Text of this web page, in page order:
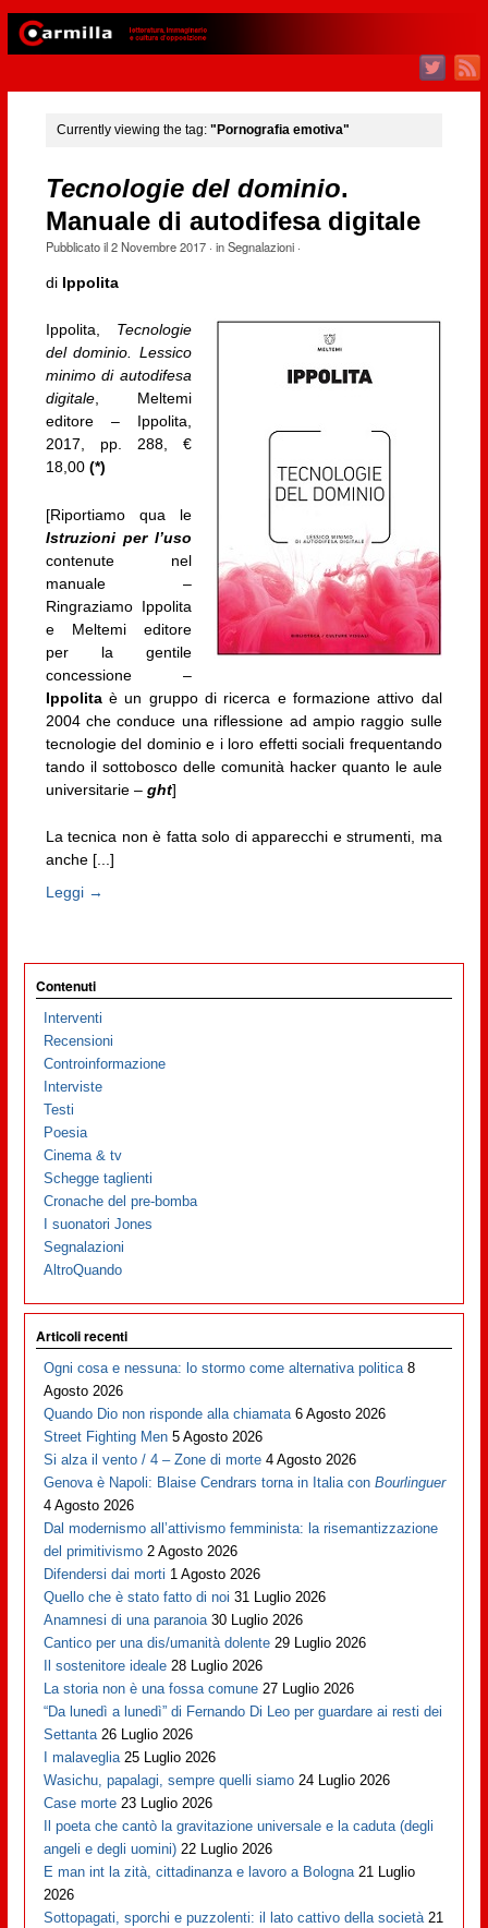
Currently viewing the tag: "Pornografia emotiva"
Tecnologie del dominio.
Manuale di autodifesa digitale
Pubblicato il2 Novembre 2017· inSegnalazioni·
diIppolita
Ippolita, Tecnologie
del dominio. Lessico
minimo di autodifesa
digitale, Meltemi
editore – Ippolita,
2017, pp. 288, €
18,00 (*)
[Riportiamo qua le
Istruzioni per l’uso
contenute nel
manuale –
Ringraziamo Ippolita
e Meltemi editore
per la gentile
concessione –
Ippolitaè un gruppo di ricerca e formazione attivo dal
2004 che conduce una riflessione ad ampio raggio sulle
tecnologie del dominio e i loro effetti sociali frequentando
tando il sottobosco delle comunità hacker quanto le aule
universitarie – ght]
La tecnica non è fatta solo di apparecchi e strumenti, ma
anche [...]
Leggi →
Contenuti
Interventi
Recensioni
Controinformazione
Interviste
Testi
Poesia
Cinema & tv
Schegge taglienti
Cronache del pre-bomba
I suonatori Jones
Segnalazioni
AltroQuando
Articoli recenti
Ogni cosa e nessuna: lo stormo come alternativa politica 8
Agosto 2026
Quando Dio non risponde alla chiamata 6 Agosto 2026
Street Fighting Men 5 Agosto 2026
Si alza il vento / 4 – Zone di morte 4 Agosto 2026
Genova è Napoli: Blaise Cendrars torna in Italia conBourlinguer
4 Agosto 2026
Dal modernismo all’attivismo femminista: la risemantizzazione
del primitivismo 2 Agosto 2026
Difendersi dai morti 1 Agosto 2026
Quello che è stato fatto di noi 31 Luglio 2026
Anamnesi di una paranoia 30 Luglio 2026
Cantico per una dis/umanità dolente 29 Luglio 2026
Il sostenitore ideale 28 Luglio 2026
La storia non è una fossa comune 27 Luglio 2026
“Da lunedì a lunedì” di Fernando Di Leo per guardare ai resti dei
Settanta 26 Luglio 2026
I malaveglia 25 Luglio 2026
Wasichu, papalagi, sempre quelli siamo 24 Luglio 2026
Case morte 23 Luglio 2026
Il poeta che cantò la gravitazione universale e la caduta (degli
angeli e degli uomini) 22 Luglio 2026
E man int la zità, cittadinanza e lavoro a Bologna 21 Luglio
2026
Sottopagati, sporchi e puzzolenti: il lato cattivo della società 21